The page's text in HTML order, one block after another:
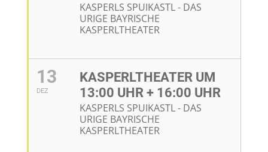
KASPERLS SPUIKASTL - DAS
URIGE BAYRISCHE
KASPERLTHEATER
13
DEZ
KASPERLTHEATER UM
13:00 UHR + 16:00 UHR
KASPERLS SPUIKASTL - DAS
URIGE BAYRISCHE
KASPERLTHEATER